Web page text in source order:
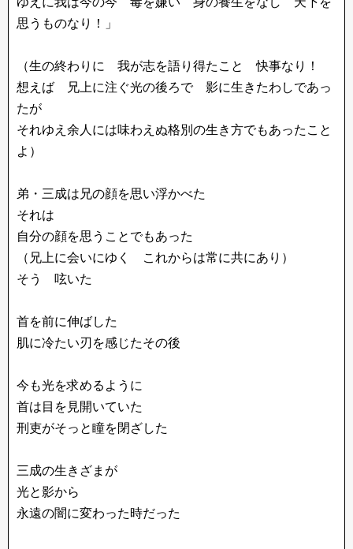
思うものなり！」
（生の終わりに 我が志を語り得たこと 快事なり！
想えば 兄上に注ぐ光の後ろで 影に生きたわしであっ
たが
それゆえ余人には味わえぬ格別の生き方でもあったこと
よ）
弟・三成は兄の顔を思い浮かべた
それは
自分の顔を思うことでもあった
（兄上に会いにゆく これからは常に共にあり）
そう 呟いた
首を前に伸ばした
肌に冷たい刃を感じたその後
今も光を求めるように
首は目を見開いていた
刑吏がそっと瞳を閉ざした
三成の生きざまが
光と影から
永遠の闇に変わった時だった